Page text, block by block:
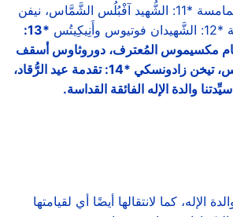
لَفْرِنْدِيُوس رئيس الشَّمامسة *11: الشُّهيد آفْبُلُس الشَّمَّاس، نيفن
*13:
مكسيموس المُعترف، دوروثاوس أسقف
غزَّة وتلميذه دوسيثاوس، تيخن زادونسكي *14: تقدمة عيد الرُّقاد،
الإله، كما لانتقالها أيضًا أي لقيامتها